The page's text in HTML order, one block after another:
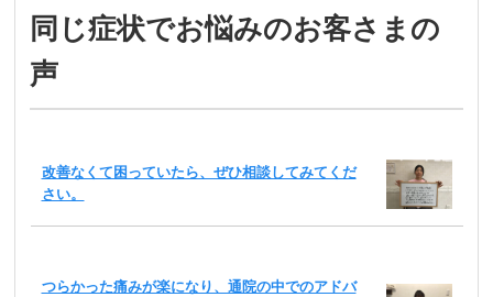
同じ症状でお悩みのお客さまの
声
改善なくて困っていたら、ぜひ相談してみてくだ
さい。
つらかった痛みが楽になり、通院の中でのアドバ